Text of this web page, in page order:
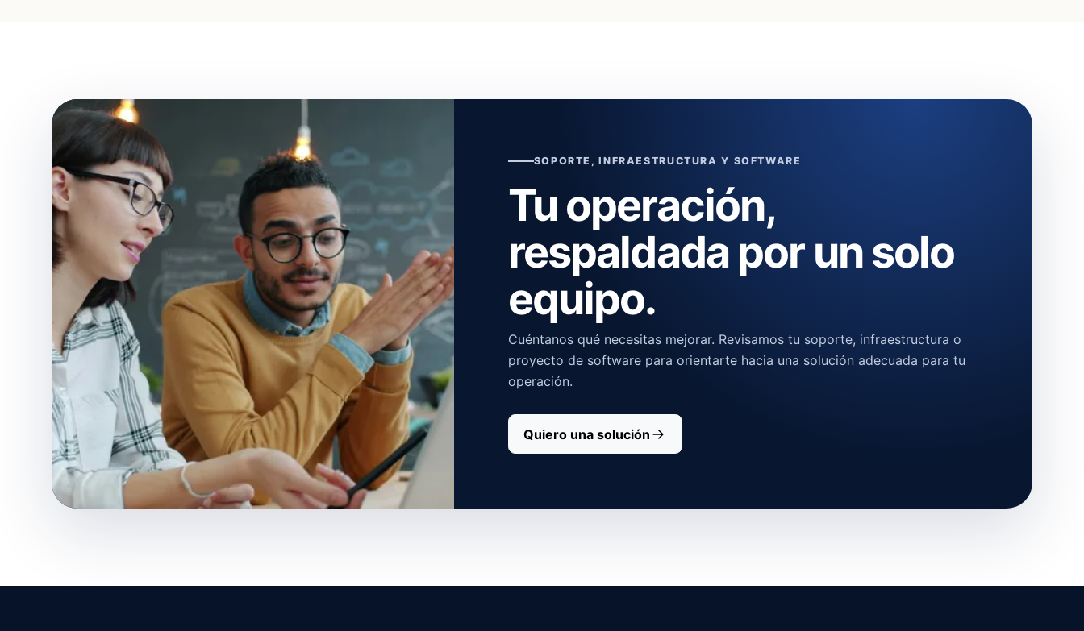
SOPORTE, INFRAESTRUCTURA Y SOFTWARE
Tu operación,
respaldada por un solo
equipo.
Cuéntanos qué necesitas mejorar. Revisamos tu soporte, infraestructura o
proyecto de software para orientarte hacia una solución adecuada para tu
operación.
Quiero una solución